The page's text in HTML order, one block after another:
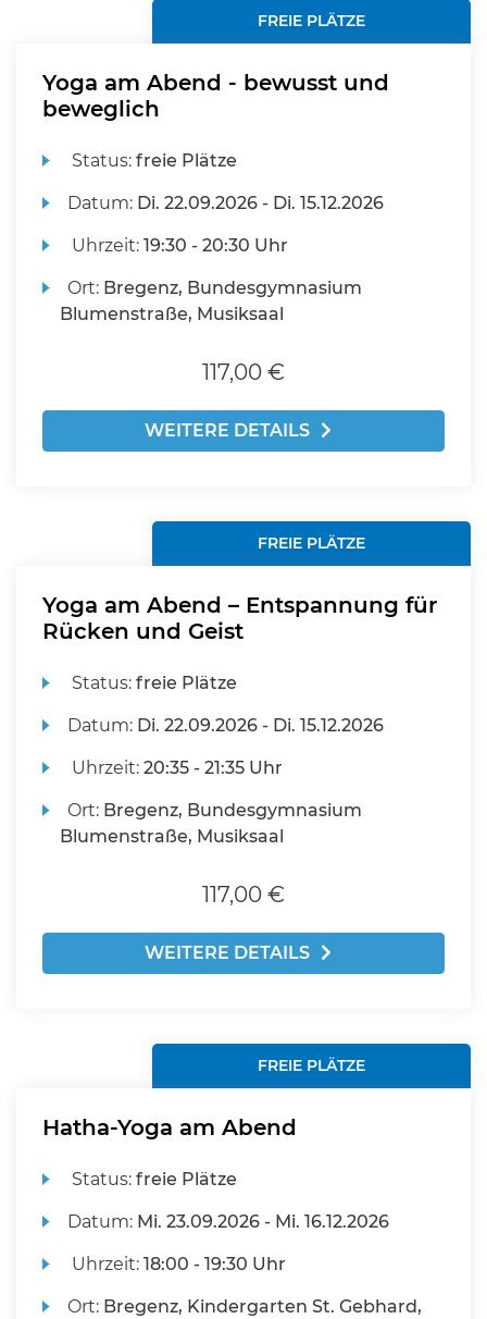
FREIE PLÄTZE
Yoga am Abend - bewusst und
beweglich
Status:freie Plätze
Datum: Di. 22.09.2026 - Di. 15.12.2026
Uhrzeit:19:30 - 20:30 Uhr
Ort: Bregenz, Bundesgymnasium
Blumenstraße, Musiksaal
117,00 €
WEITERE DETAILS
FREIE PLÄTZE
Yoga am Abend – Entspannung für
Rücken und Geist
Status:freie Plätze
Datum: Di. 22.09.2026 - Di. 15.12.2026
Uhrzeit:20:35 - 21:35 Uhr
Ort: Bregenz, Bundesgymnasium
Blumenstraße, Musiksaal
117,00 €
WEITERE DETAILS
FREIE PLÄTZE
Hatha-Yoga am Abend
Status:freie Plätze
Datum: Mi. 23.09.2026 - Mi. 16.12.2026
Uhrzeit:18:00 - 19:30 Uhr
Ort: Bregenz, Kindergarten St. Gebhard,